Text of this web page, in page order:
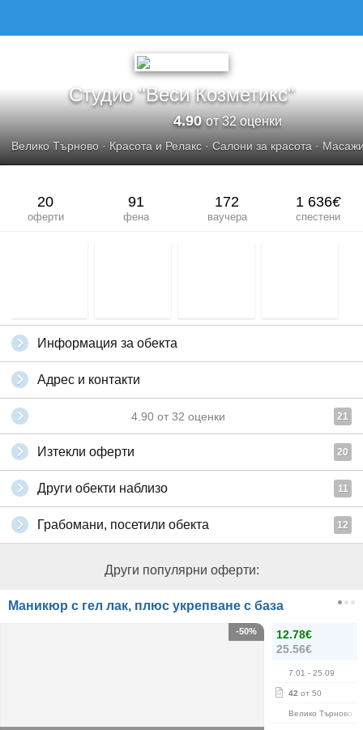
Студио "Веси Козметикс"
4.90от 32 оценки
Велико Търново · Красота и Релакс · Салони за красота ·
20
оферти
91
фена
172
ваучера
1 636€
спестени
Информация за обекта
Адрес и контакти
4.90 от 32 оценки 21
Изтекли оферти 20
Други обекти наблизо 11
Грабомани, посетили обекта 12
Други популярни оферти:
Маникюр с гел лак, плюс укрепване с база
12.78€
25.56€
7.01 - 25.09
42 от 50
Велико Търново
-50%